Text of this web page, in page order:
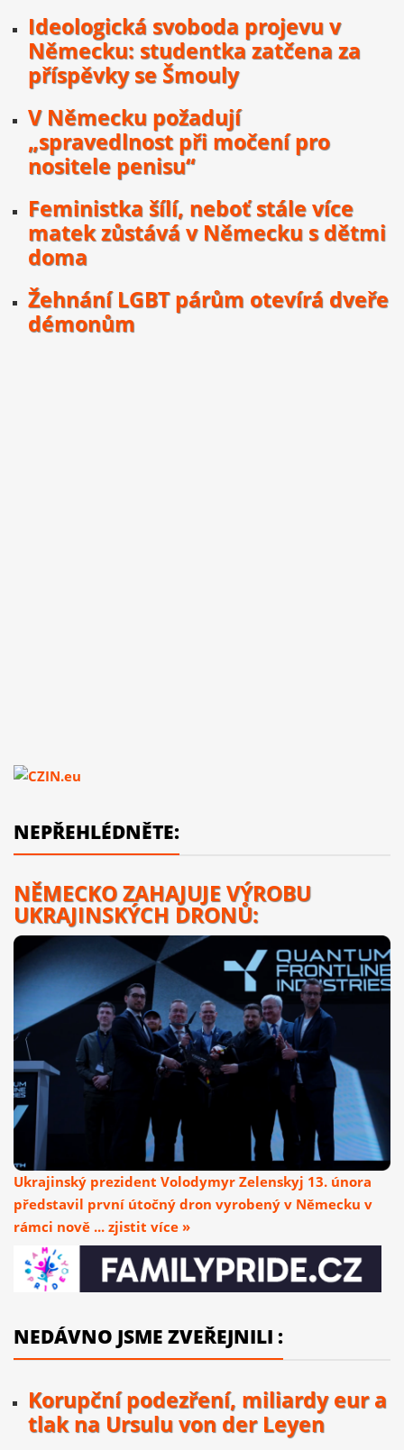
Ideologická svoboda projevu v
Německu: studentka zatčena za
příspěvky se Šmouly
V Německu požadují
„spravedlnost při močení pro
nositele penisu“
Feministka šílí, neboť stále více
matek zůstává v Německu s dětmi
doma
Žehnání LGBT párům otevírá dveře
démonům
NEPŘEHLÉDNĚTE:
NĚMECKO ZAHAJUJE VÝROBU
UKRAJINSKÝCH DRONŮ:
Ukrajinský prezident Volodymyr Zelenskyj 13. února
představil první útočný dron vyrobený v Německu v
rámci nově ... zjistit více »
NEDÁVNO JSME ZVEŘEJNILI :
Korupční podezření, miliardy eur a
tlak na Ursulu von der Leyen